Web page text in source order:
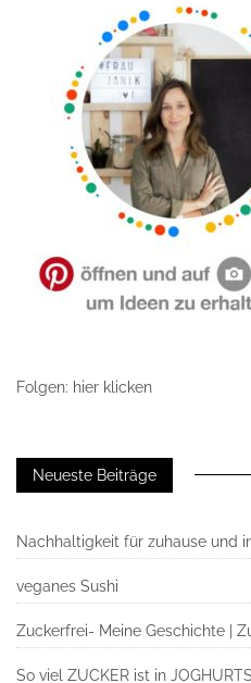
Folgen: hier klicken
Neueste Beiträge
Nachhaltigkeit für zuhause und
veganes Sushi
Zuckerfrei- Meine Geschichte |
So viel ZUCKER ist in